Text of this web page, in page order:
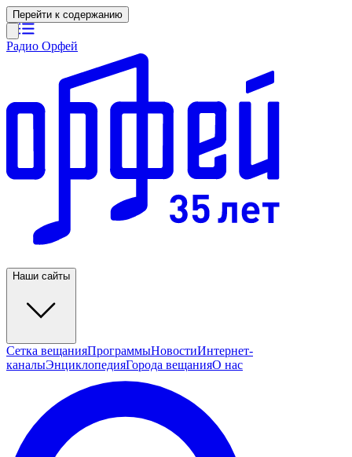
Перейти к содержанию
Радио Орфей
Наши сайты
Сетка вещанияПрограммыНовостиИнтернет-
каналыЭнциклопедияГорода вещанияО нас